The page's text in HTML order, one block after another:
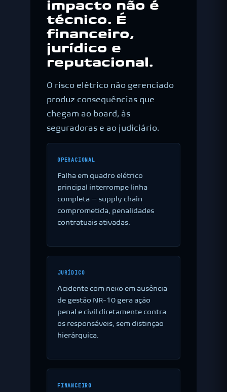
impacto não é
técnico. É
financeiro,
jurídico e
reputacional.
O risco elétrico não gerenciado
produz consequências que
chegam ao board, às
seguradoras e ao judiciário.
OPERACIONAL
Falha em quadro elétrico
principal interrompe linha
completa — supply chain
comprometida, penalidades
contratuais ativadas.
JURÍDICO
Acidente com nexo em ausência
de gestão NR-10 gera ação
penal e civil diretamente contra
os responsáveis, sem distinção
hierárquica.
FINANCEIRO